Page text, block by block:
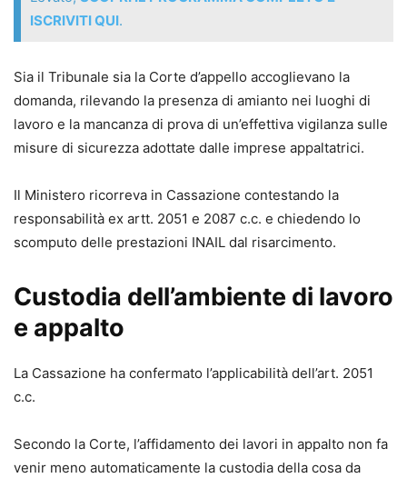
contenzioso, così che il professionista possa concentrarsi
- Modelli “specifici” e non generici: gli atti sono calibrati
su fattispecie concrete e sulle particolarità emerse nella
pratica forense, offrendo soluzioni già testate in giudizio.
- Aggiornamento alle più recenti novità normative e
particolare attenzione al D.P.R. 13 gennaio 2025, n. 12
(TUN) e al D.Lgs. 31 ottobre 2024, n. 164 (correttivo
Cartabia), che incidono su tabelle nazionali, liquidazione
- Formulari disponibili anche online, in formato editabile e
stampabile, per un immediato riutilizzo e adattamento al
singolo caso concreto.
- Inclusi modelli di contratto di incarico professionale e di
- Aggiornamento online per 12 mesi, per mantenere
sempre allineati i modelli alle evoluzioni giurisprudenziali
ISCRIVITI QUI.
Sia il Tribunale sia la Corte d’appello accoglievano la
domanda, rilevando la presenza di amianto nei luoghi di
lavoro e la mancanza di prova di un’effettiva vigilanza sulle
misure di sicurezza adottate dalle imprese appaltatrici.
Il Ministero ricorreva in Cassazione contestando la
responsabilità ex artt. 2051 e 2087 c.c. e chiedendo lo
scomputo delle prestazioni INAIL dal risarcimento.
Custodia dell’ambiente di lavoro
e appalto
La Cassazione ha confermato l’applicabilità dell’art. 2051
c.c.
Secondo la Corte, l’affidamento dei lavori in appalto non fa
venir meno automaticamente la custodia della cosa da